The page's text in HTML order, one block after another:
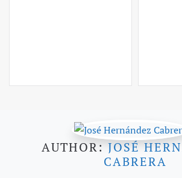
AUTHOR:JOSÉ
CABRERA